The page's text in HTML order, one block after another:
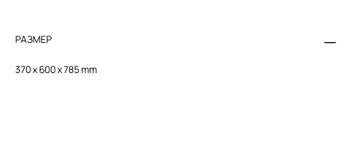
РАЗМЕР
370 x 600 x 785 mm